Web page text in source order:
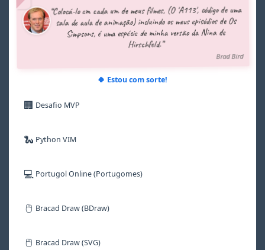
6
7
8
6
7
8
9
6
7
8
9
6
7
8
9
6
7
8
6
7
8
“Colocá-lo em cada um de meus filmes, (O 'A113', código de uma
sala de aula de animação) incluindo os meus episódios de Os
Simpsons, é uma espécie de minha versão da Nina de
Hirschfeld.”
Brad Bird
🍀 Estou com sorte!
🏢 Desafio MVP
🐍 Python VIM
💻 Portugol Online (Portugomes)
🖱️ Bracad Draw (BDraw)
🖱️ Bracad Draw (SVG)